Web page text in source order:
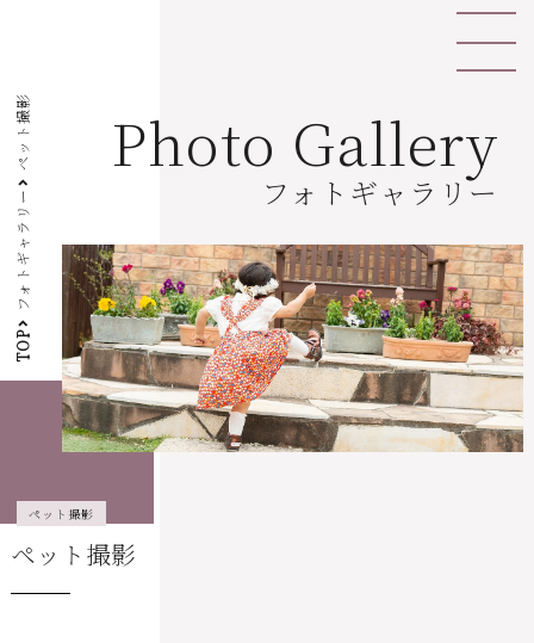
Photo Gallery
フォトギャラリー
TOP
フォトギャラリー
ペット撮影
ペット撮影
ペット撮影